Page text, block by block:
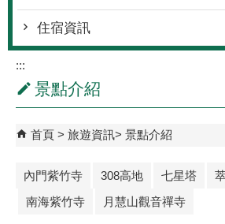
住宿資訊
:::
景點介紹
首頁 旅遊資訊 景點介紹
內門紫竹寺 308高地 七星塔
南海紫竹寺
月慧山觀音禪寺